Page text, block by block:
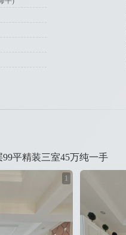
平精装三室45万纯一手
1